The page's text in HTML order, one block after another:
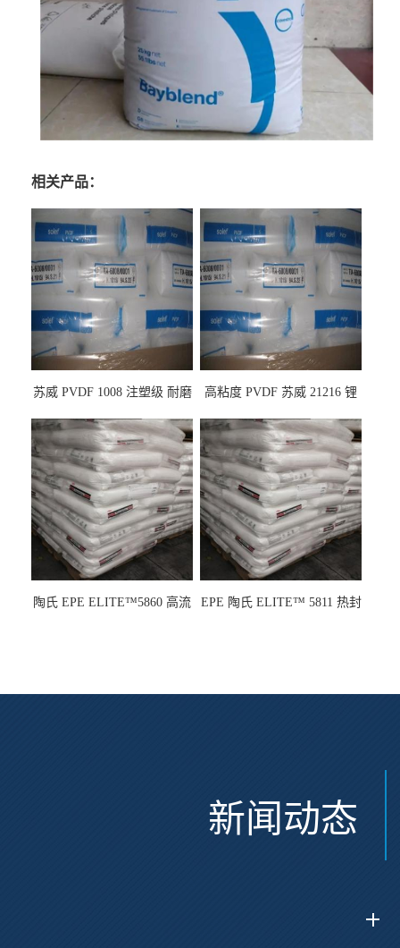
相关产品：
苏威 PVDF 1008 注塑级 耐磨
龙
高粘度 PVDF 苏威 21216 锂
陶氏 EPE ELITE™5860 高流
EPE 陶氏 ELITE™ 5811 热封
新闻动态